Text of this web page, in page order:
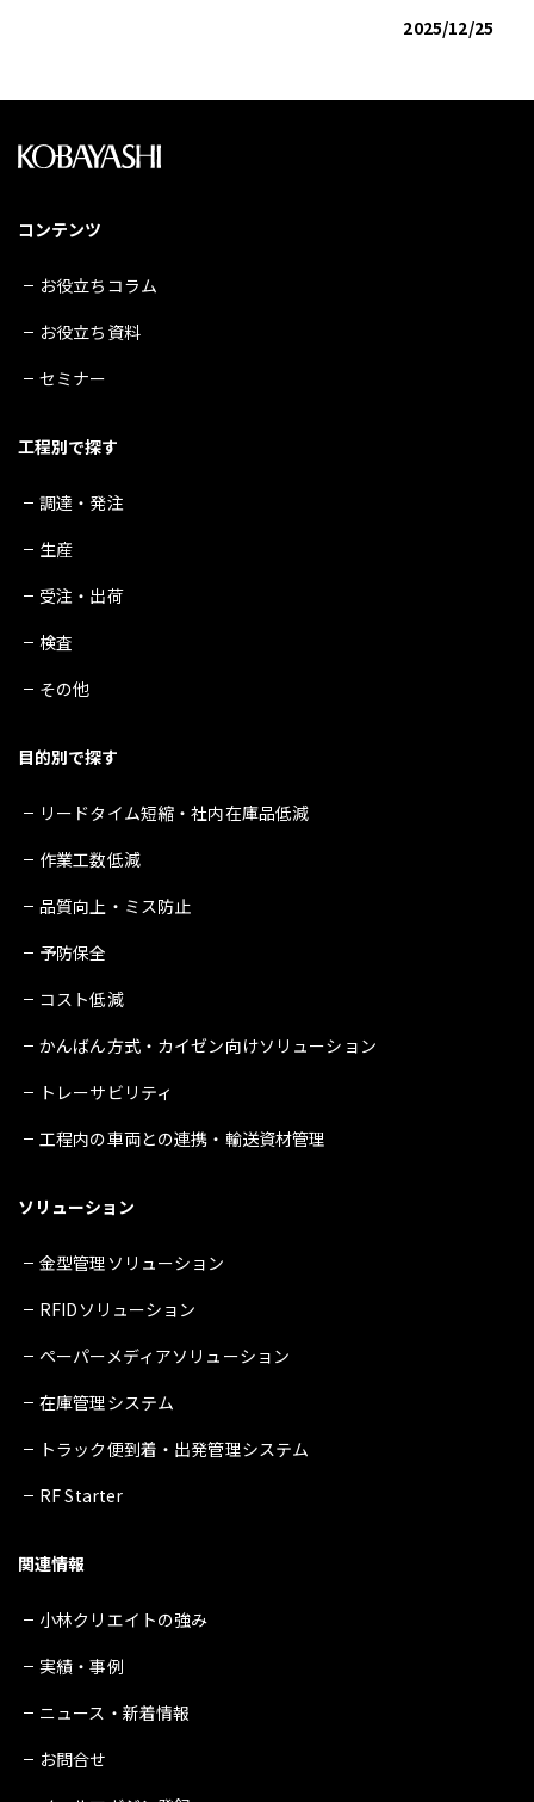
2025/12/25
コンテンツ
お役立ちコラム
お役立ち資料
セミナー
工程別で探す
調達・発注
生産
受注・出荷
検査
その他
目的別で探す
リードタイム短縮・社内在庫品低減
作業工数低減
品質向上・ミス防止
予防保全
コスト低減
かんばん方式・カイゼン向けソリューション
トレーサビリティ
工程内の車両との連携・輸送資材管理
ソリューション
金型管理ソリューション
RFIDソリューション
ペーパーメディアソリューション
在庫管理システム
トラック便到着・出発管理システム
RF Starter
関連情報
小林クリエイトの強み
実績・事例
ニュース・新着情報
お問合せ